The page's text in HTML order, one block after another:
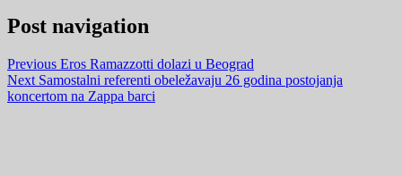
Post navigation
Previous Eros Ramazzotti dolazi u Beograd
Next Samostalni referenti obeležavaju 26 godina postojanja
koncertom na Zappa barci